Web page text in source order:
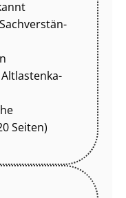
Alt­las­ten­ka­
Seiten)